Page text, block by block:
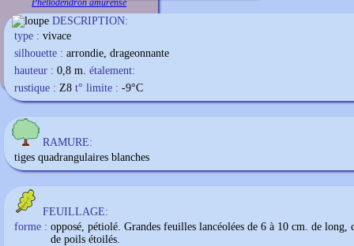
Phellodendron amurense
DESCRIPTION:
type : vivace
silhouette : arrondie, drageonnante
hauteur : 0,8 m. étalement:
rustique : Z8 t° limite : -9°C
RAMURE:
tiges quadrangulaires blanches
FEUILLAGE:
forme : opposé, pétiolé. Grandes feuilles lancéolées de 6 à 10 cm. de long,
de poils étoilés.